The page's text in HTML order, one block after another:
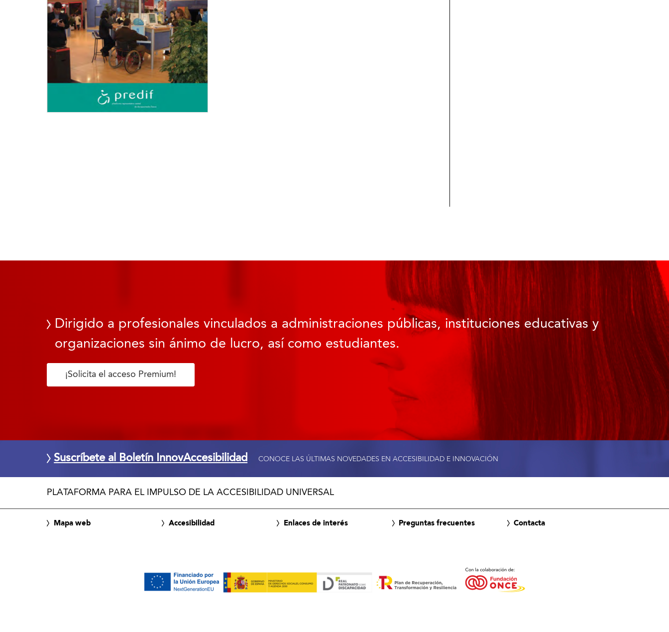
Dirigido a profesionales vinculados a administraciones públicas, instituciones educativas y
organizaciones sin ánimo de lucro, así como estudiantes.
¡Solicita el acceso Premium!
Suscríbete al Boletín InnovAccesibilidad CONOCE LAS ÚLTIMAS NOVEDADES EN ACCESIBILIDAD E INNOVACIÓN
PLATAFORMA PARA EL IMPULSO DE LA ACCESIBILIDAD UNIVERSAL
Mapa web Accesibilidad Enlaces de interés Preguntas frecuentes Contacta